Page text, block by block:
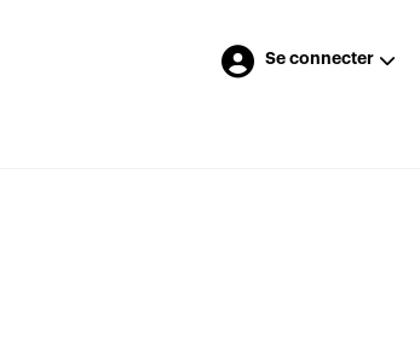
Se connecter